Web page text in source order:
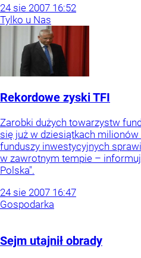
24 sie 2007 16:52
Tylko u Nas
Rekordowe zyski TFI
Zarobki dużych towarzystw
się już w dziesiątkach milionów
funduszy inwestycyjnych
w zawrotnym tempie –
Polska".
24 sie 2007 16:47
Gospodarka
Sejm utajnił obrady